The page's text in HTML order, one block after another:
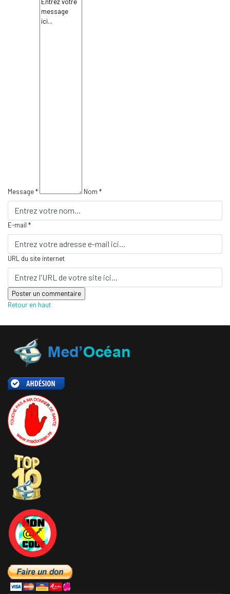
Message * Nom *
E-mail *
URL du site internet
Retour en haut